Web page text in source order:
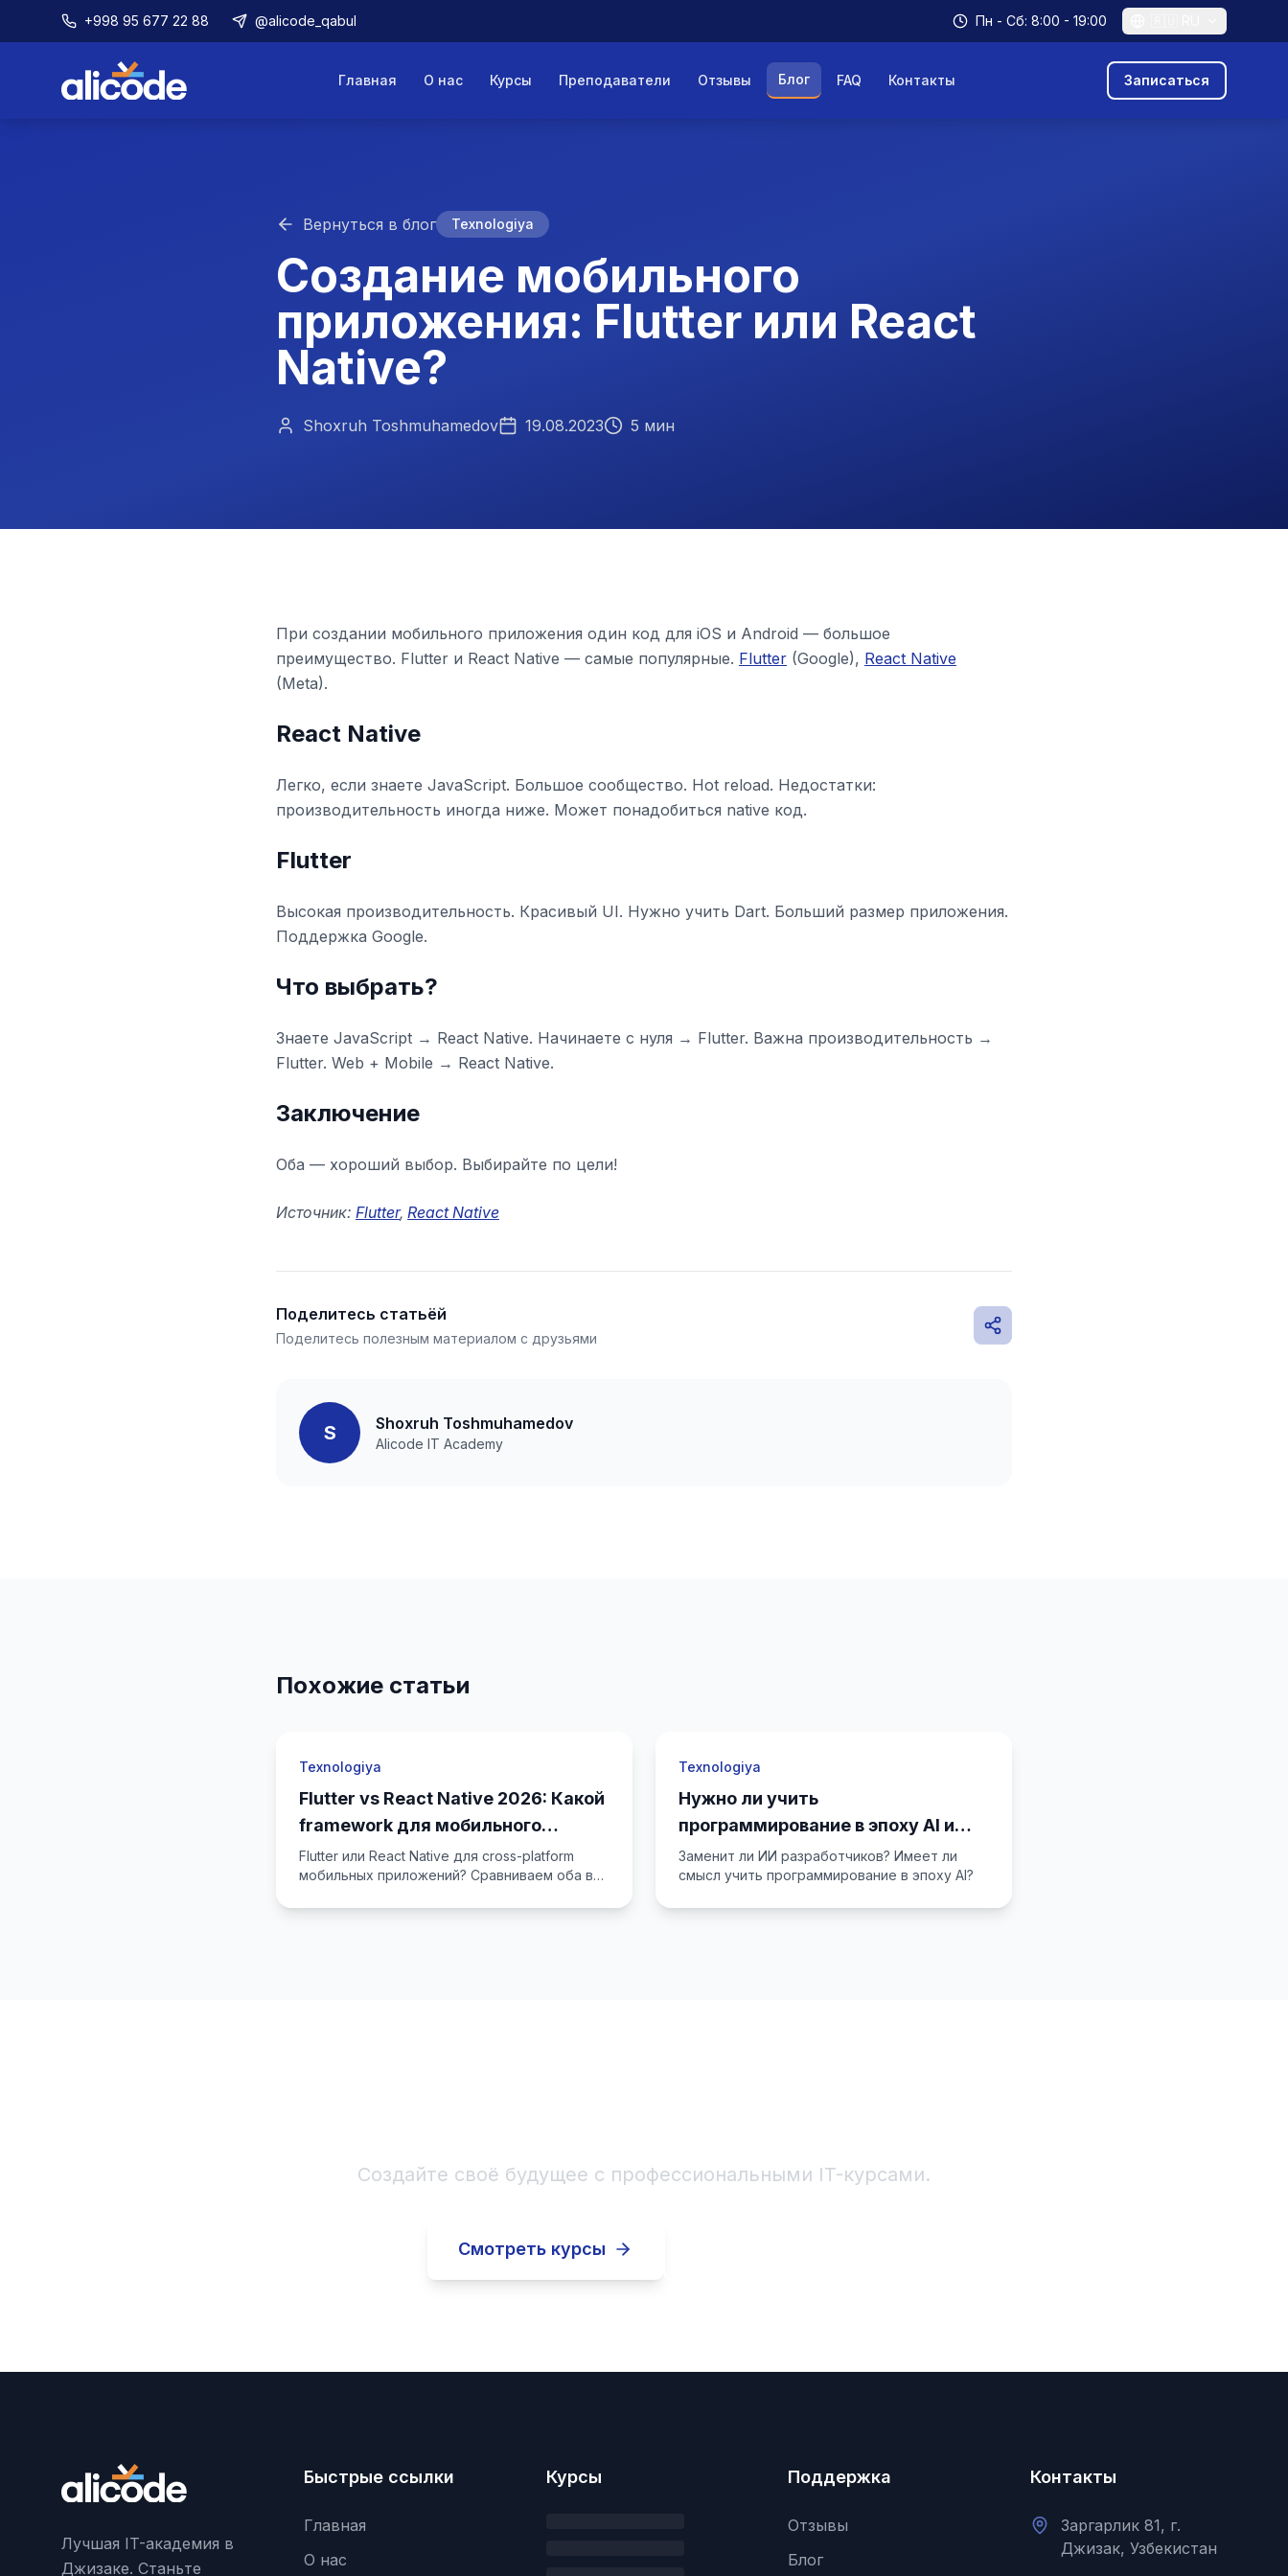
+998 95 677 22 88 @alicode_qabul Пн - Сб: 8:00 - 19:00
Главная О нас Курсы Преподаватели Отзывы Блог FAQ Контакты Записаться
Вернуться в блог Texnologiya
Создание мобильного
приложения: Flutter или React
Native?
Shoxruh Toshmuhamedov 19.08.2023 5 мин
При создании мобильного приложения один код для iOS и Android — большое
преимущество. Flutter и React Native — самые популярные. Flutter (Google), React Native
(Meta).
React Native
Легко, если знаете JavaScript. Большое сообщество. Hot reload. Недостатки:
производительность иногда ниже. Может понадобиться native код.
Flutter
Высокая производительность. Красивый UI. Нужно учить Dart. Больший размер приложения.
Поддержка Google.
Что выбрать?
Знаете JavaScript → React Native. Начинаете с нуля → Flutter. Важна производительность →
Flutter. Web + Mobile → React Native.
Заключение
Оба — хороший выбор. Выбирайте по цели!
Источник: Flutter, React Native
Поделитесь статьёй
Поделитесь полезным материалом с друзьями
S Shoxruh Toshmuhamedov
Alicode IT Academy
Похожие статьи
Texnologiya
Flutter vs React Native 2026: Какой
framework для мобильного
приложения?
Flutter или React Native для cross-platform
мобильных приложений? Сравниваем оба в
Texnologiya
Нужно ли учить
программирование в эпоху AI и
ChatGPT?
Заменит ли ИИ разработчиков? Имеет ли
смысл учить программирование в эпоху AI?
Создайте своё будущее с профессиональными IT-курсами.
Смотреть курсы
Лучшая IT-академия в
Джизаке. Станьте
Быстрые ссылки
Главная
О нас
Курсы Поддержка
Отзывы
Блог
Контакты
Заргарлик 81, г.
Джизак, Узбекистан